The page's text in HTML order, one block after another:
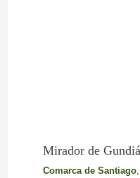
Mirador de
Comarca de Santiago,